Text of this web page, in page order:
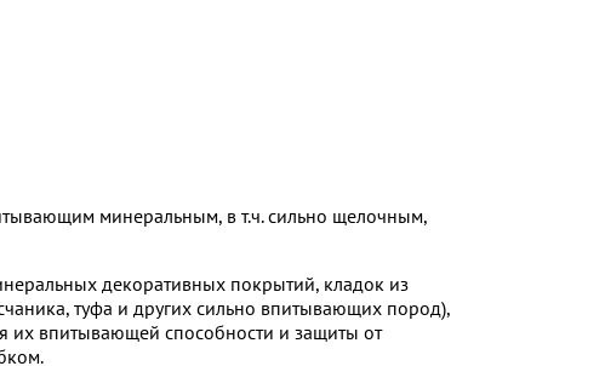
минеральным, в т.ч. сильно щелочным,
декоративных покрытий, кладок из
туфа и других сильно впитывающих пород),
их впитывающей способности и защиты от